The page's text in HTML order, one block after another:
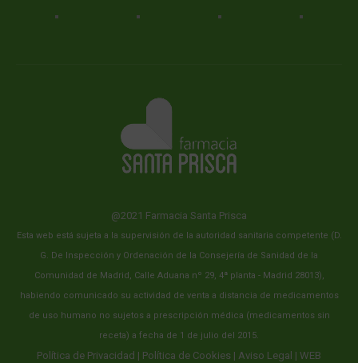
@2021 Farmacia Santa Prisca
Esta web está sujeta a la supervisión de la autoridad sanitaria competente (D.
G. De Inspección y Ordenación de la Consejería de Sanidad de la
Comunidad de Madrid, Calle Aduana nº 29, 4ª planta - Madrid 28013),
habiendo comunicado su actividad de venta a distancia de medicamentos
de uso humano no sujetos a prescripción médica (medicamentos sin
receta) a fecha de 1 de julio del 2015.
Política de Privacidad | Política de Cookies | Aviso Legal | WEB